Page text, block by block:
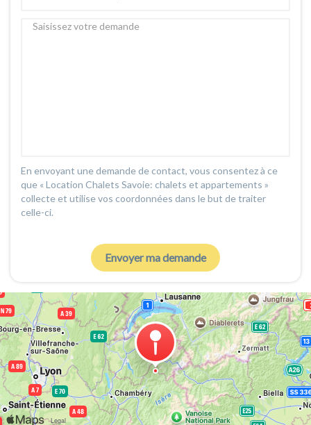
En envoyant une demande de contact, vous consentez à ce
que « Location Chalets Savoie: chalets et appartements »
collecte et utilise vos coordonnées dans le but de traiter
celle-ci.